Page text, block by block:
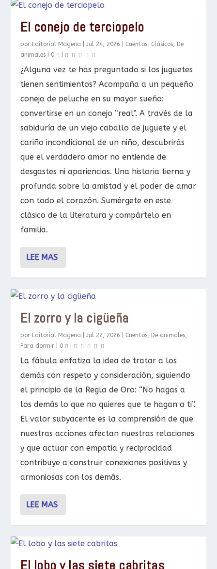
El conejo de terciopelo
por Editorial Magena |Jul 24, 2026 Cuentos, Clásicos, De
animales
0
¿Alguna vez te has preguntado si los juguetes
tienen sentimientos? Acompaña a un pequeño
conejo de peluche en su mayor sueño:
convertirse en un conejo “real”. A través de la
sabiduría de un viejo caballo de juguete y el
cariño incondicional de un niño, descubrirás
que el verdadero amor no entiende de
desgastes ni apariencias. Una historia tierna y
profunda sobre la amistad y el poder de amar
con todo el corazón. Sumérgete en este
clásico de la literatura y compártelo en
familia.
LEE MAS
El zorro y la cigüeña
por Editorial Magena |Jul 22, 2026 Cuentos, De animales,
Para dormir
0
La fábula enfatiza la idea de tratar a los
demás con respeto y consideración, siguiendo
el principio de la Regla de Oro: “No hagas a
los demás lo que no quieres que te hagan a ti”.
El valor subyacente es la comprensión de que
nuestras acciones afectan nuestras relaciones
y que actuar con empatía y reciprocidad
contribuye a construir conexiones positivas y
armoniosas con los demás.
LEE MAS
El lobo y las siete cabritas